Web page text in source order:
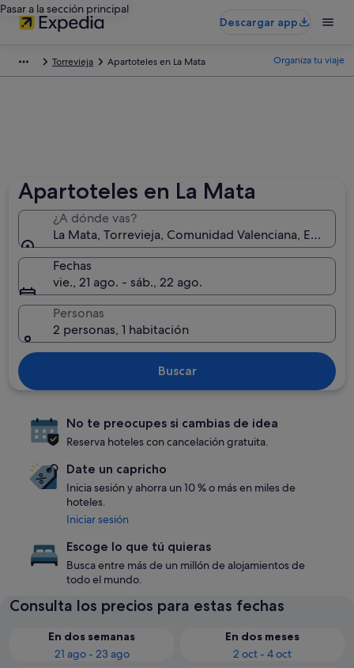
Pasar a la sección principal
Descargar app
Torrevieja Apartoteles en La Mata Organiza tu viaje
Apartoteles en La Mata
¿A dónde vas?
La Mata, Torrevieja, Comunidad Valenciana, España
Fechas
vie., 21 ago. - sáb., 22 ago.
Personas
2 personas, 1 habitación
Buscar
No te preocupes si cambias de idea
Reserva hoteles con cancelación gratuita.
Date un capricho
Inicia sesión y ahorra un 10 % o más en miles de
hoteles.
Iniciar sesión
Escoge lo que tú quieras
Busca entre más de un millón de alojamientos de
todo el mundo.
Consulta los precios para estas fechas
En dos semanas
21 ago - 23 ago
En dos meses
2 oct - 4 oct